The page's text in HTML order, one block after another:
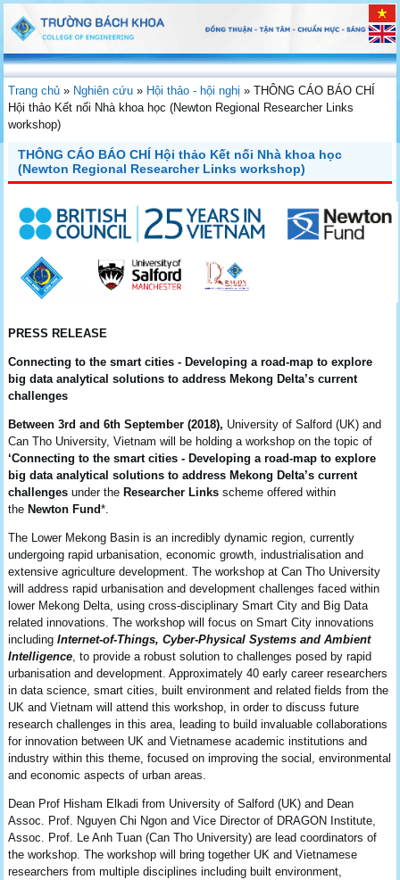
Trang chủ » Nghiên cứu » Hội thảo - hội nghị »THÔNG CÁO BÁO CHÍ
Hội thảo Kết nối Nhà khoa học (Newton Regional Researcher Links
workshop)
THÔNG CÁO BÁO CHÍ Hội thảo Kết nối Nhà khoa học
(Newton Regional Researcher Links workshop)
PRESS RELEASE
Connecting to the smart cities - Developing a road-map to explore
big data analytical solutions to address Mekong Delta’s current
challenges
Between 3rd and 6th September (2018), University of Salford (UK) and
Can Tho University, Vietnam will be holding a workshop on the topic of
‘Connecting to the smart cities - Developing a road-map to explore
big data analytical solutions to address Mekong Delta’s current
challengesunder theResearcher Links scheme offered within
theNewton Fund*.
The Lower Mekong Basin is an incredibly dynamic region, currently
undergoing rapid urbanisation, economic growth, industrialisation and
extensive agriculture development. The workshop at Can Tho University
will address rapid urbanisation and development challenges faced within
lower Mekong Delta, using cross-disciplinary Smart City and Big Data
related innovations. The workshop will focus on Smart City innovations
includingInternet-of-Things, Cyber-Physical Systems and Ambient
Intelligence , to provide a robust solution to challenges posed by rapid
urbanisation and development. Approximately 40 early career researchers
in data science, smart cities, built environment and related fields from the
UK and Vietnam will attend this workshop, in order to discuss future
research challenges in this area, leading to build invaluable collaborations
for innovation between UK and Vietnamese academic institutions and
industry within this theme, focused on improving the social, environmental
and economic aspects of urban areas.
Dean Prof Hisham Elkadi from University of Salford (UK) and Dean
Assoc. Prof. Nguyen Chi Ngon and Vice Director of DRAGON Institute,
Assoc. Prof. Le Anh Tuan (Can Tho University) are lead coordinators of
the workshop. The workshop will bring together UK and Vietnamese
researchers from multiple disciplines including built environment,